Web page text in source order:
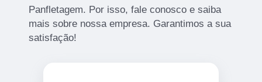
Panfletagem. Por isso, fale conosco e saiba
mais sobre nossa empresa. Garantimos a sua
satisfação!